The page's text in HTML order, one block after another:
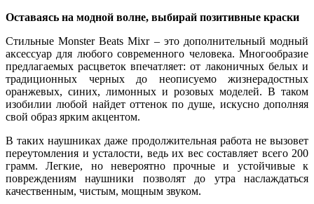
Оставаясь на модной волне, выбирай позитивные краски
Стильные Monster Beats Mixr – это дополнительный модный
аксессуар для любого современного человека. Многообразие
предлагаемых расцветок впечатляет: от лаконичных белых и
традиционных черных до неописуемо жизнерадостных
оранжевых, синих, лимонных и розовых моделей. В таком
изобилии любой найдет оттенок по душе, искусно дополняя
свой образ ярким акцентом.
В таких наушниках даже продолжительная работа не вызовет
переутомления и усталости, ведь их вес составляет всего 200
грамм. Легкие, но невероятно прочные и устойчивые к
повреждениям наушники позволят до утра наслаждаться
качественным, чистым, мощным звуком.